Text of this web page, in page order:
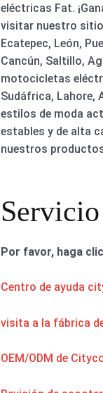
eléctricas Fat.
visitar nuestro sitio
Ecatepec, León,
Cancún, Saltillo,
motocicletas
Sudáfrica, Lahore,
estilos de moda
estables y de alta
nuestros
Por favor, haga
Centro de ayuda
visita a la fábrica
OEM/ODM de